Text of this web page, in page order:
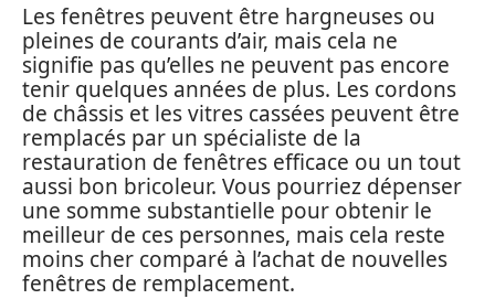
Les fenêtres peuvent être hargneuses ou
pleines de courants d’air, mais cela ne
signifie pas qu’elles ne peuvent pas encore
tenir quelques années de plus. Les cordons
de châssis et les vitres cassées peuvent être
remplacés par un spécialiste de la
restauration de fenêtres efficace ou un tout
aussi bon bricoleur. Vous pourriez dépenser
une somme substantielle pour obtenir le
meilleur de ces personnes, mais cela reste
moins cher comparé à l’achat de nouvelles
fenêtres de remplacement.